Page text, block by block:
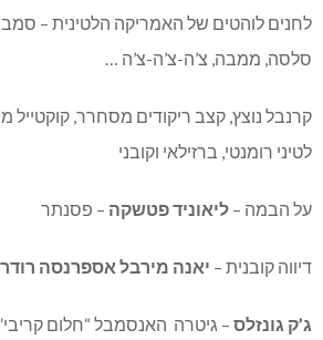
לחנים לוהטים של האמריקה הלטינית –
סלסה, ממבה, צ’ה-צ’ה-צ’ה …
קרנבל נוצץ, קצב ריקודים מסחרר, קוקטייל
לטיני רומנטי, ברזילאי וקובני
על הבמה – ליאוניד פטשקה – פסנתר
דיווה קובנית – יאנה מירבל אספרנסה
ג’ק גונזלס – גיטרה האנסמבל “חלום